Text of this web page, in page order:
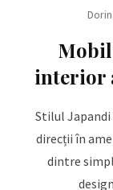
interior
Stilul Japandi
direcții în
dintre